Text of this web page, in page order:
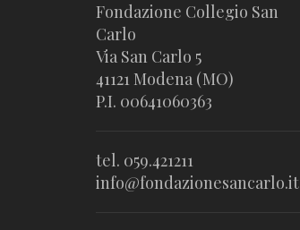
Fondazione Collegio San
Carlo
Via San Carlo 5
41121 Modena (MO)
P.I. 00641060363
tel. 059.421211
info@fondazionesancarlo.it